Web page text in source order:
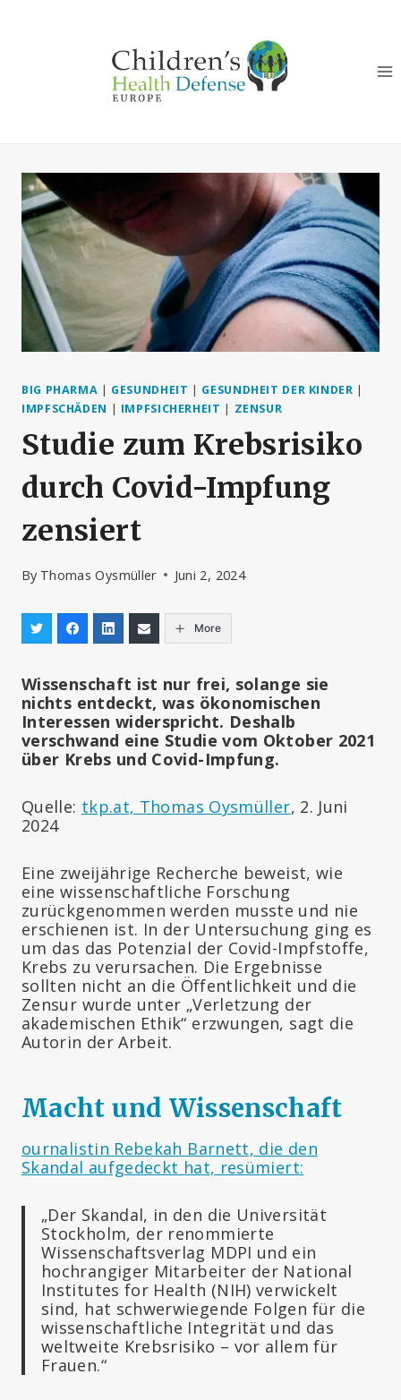
BIG PHARMA | GESUNDHEIT | GESUNDHEIT DER KINDER |
IMPFSCHÄDEN | IMPFSICHERHEIT | ZENSUR
Studie zum Krebsrisiko
durch Covid-Impfung
zensiert
By Thomas Oysmüller Juni 2, 2024
More
Wissenschaft ist nur frei, solange sie
nichts entdeckt, was ökonomischen
Interessen widerspricht. Deshalb
verschwand eine Studie vom Oktober 2021
über Krebs und Covid-Impfung.
Quelle: tkp.at, Thomas Oysmüller, 2. Juni
2024
Eine zweijährige Recherche beweist, wie
eine wissenschaftliche Forschung
zurückgenommen werden musste und nie
erschienen ist. In der Untersuchung ging es
um das das Potenzial der Covid-Impfstoffe,
Krebs zu verursachen. Die Ergebnisse
sollten nicht an die Öffentlichkeit und die
Zensur wurde unter „Verletzung der
akademischen Ethik“ erzwungen, sagt die
Autorin der Arbeit.
Macht und Wissenschaft
ournalistin Rebekah Barnett, die den
Skandal aufgedeckt hat, resümiert:
„Der Skandal, in den die Universität
Stockholm, der renommierte
Wissenschaftsverlag MDPI und ein
hochrangiger Mitarbeiter der National
Institutes for Health (NIH) verwickelt
sind, hat schwerwiegende Folgen für die
wissenschaftliche Integrität und das
weltweite Krebsrisiko – vor allem für
Frauen.“